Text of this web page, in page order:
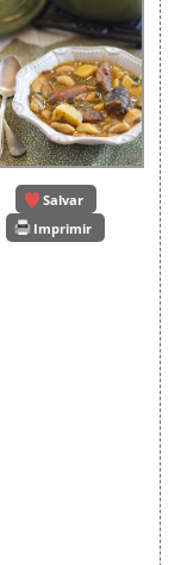
Salvar
Imprimir